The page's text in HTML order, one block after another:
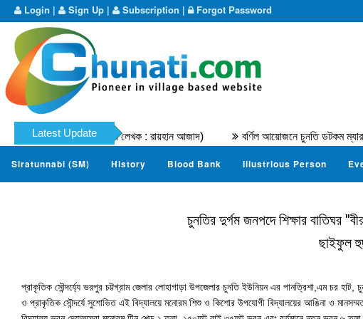
Login | Sign Up | Subscription | Forgot Password
Latest Update
মুহাম্মদ নাযের । (মূল লেখক : রায়হান আজাদ) বর্ণিল আয়োজনে চুনতি ডটকম ম্যারাথন
Siratunnabi (SM) History Blood Bank Illustrious Person
চুনতির দুর্গম জনপদে শিক্ষার বাতিঘর
ছাইফুল
প্রাকৃতিক সৌন্দর্য্যে ভরপুর চট্টগ্রাম জেলার লোহাগাড়া উপজেলার চুনতি ইউনিয়ন এর পানত্রিশা,এম চর
ও প্রাকৃতিক সৌন্দর্যে সুশোভিত এই বিদ্যালয়ে মনোরম শিশু ও কিশোর উপযোগী বিদ্যালয়ের আঙিনা ও